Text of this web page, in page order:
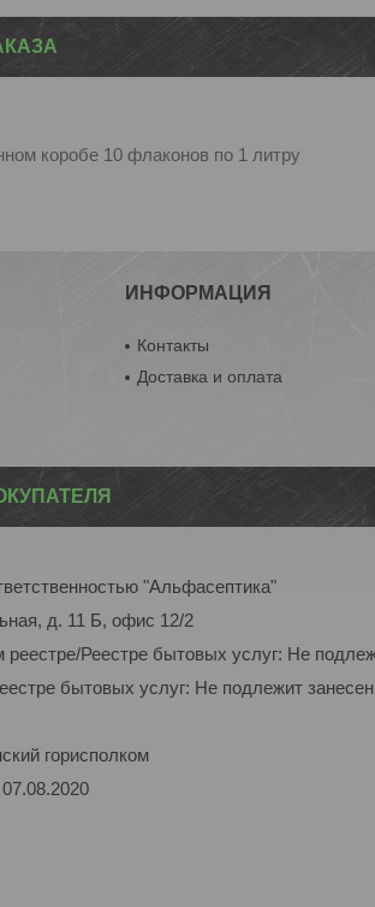
коробе 10 флаконов по 1 литру
ИНФОРМАЦИЯ
Контакты
Доставка и оплата
"Альфасептика"
д. 11 Б, офис 12/2
реестре/Реестре бытовых услуг: Не
бытовых услуг: Не подлежит
горисполком